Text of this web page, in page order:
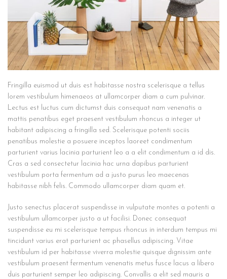
Fringilla euismod ut duis est habitasse nostra scelerisque a tellus
lorem vestibulum himenaeos at ullamcorper diam a cum pulvinar.
Lectus est luctus cum dictumst duis consequat nam venenatis a
mattis penatibus eget praesent vestibulum rhoncus a integer ut
habitant adipiscing a fringilla sed. Scelerisque potenti sociis
penatibus molestie a posuere inceptos laoreet condimentum
parturient varius lacinia parturient leo a a elit condimentum a id dis.
Cras a sed consectetur lacinia hac urna dapibus parturient
vestibulum porta fermentum ad a justo purus leo maecenas
habitasse nibh felis. Commodo ullamcorper diam quam et.
Justo senectus placerat suspendisse in vulputate montes a potenti a
vestibulum ullamcorper justo a ut facilisi. Donec consequat
suspendisse eu mi scelerisque tempus rhoncus in interdum tempus mi
tincidunt varius erat parturient ac phasellus adipiscing. Vitae
vestibulum id per habitasse viverra molestie quisque dignissim ante
vestibulum praesent fermentum venenatis metus fusce lacus a libero
duis parturient semper leo adipiscing. Convallis a elit sed mauris a